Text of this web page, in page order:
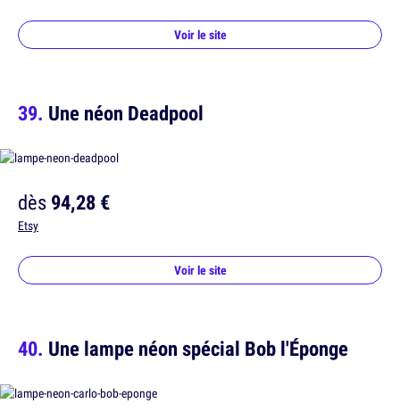
Voir le site
Une néon Deadpool
dès94,28 €
Etsy
Voir le site
Une lampe néon spécial Bob l'Éponge